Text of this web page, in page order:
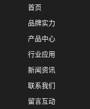
首页
品牌实力
产品中心
行业应用
新闻资讯
联系我们
留言互动